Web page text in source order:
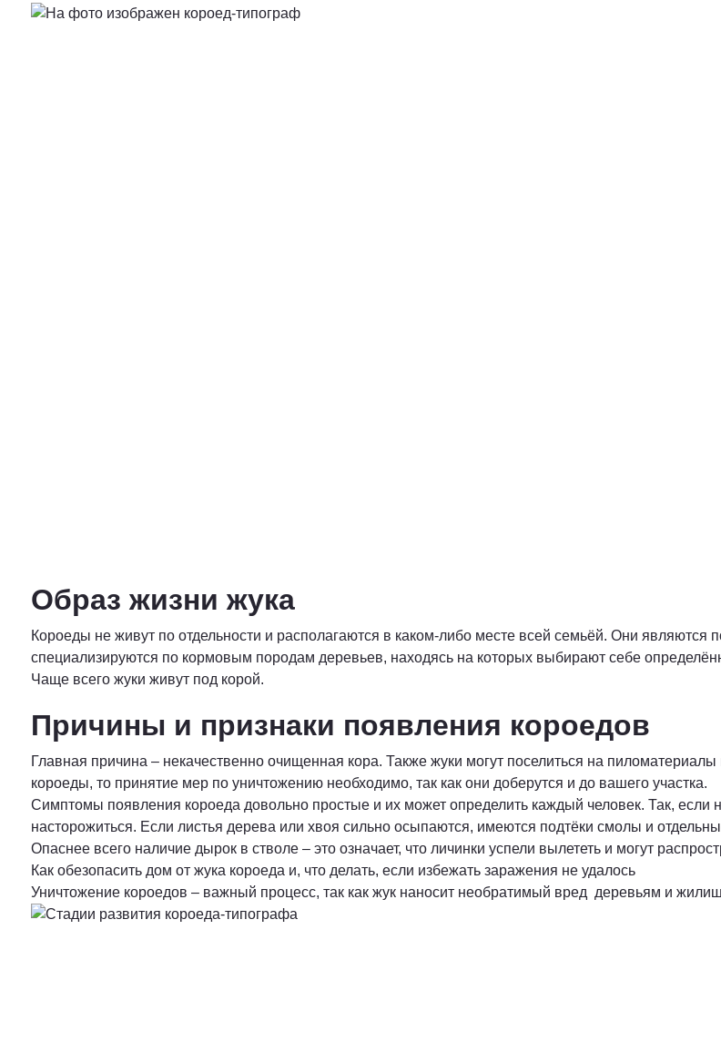
Образ жизни жука
Короеды не живут по отдельности и располагаются в каком-либо месте всей семьёй. Они являются
специализируются по кормовым породам деревьев, находясь на которых выбирают себе
Чаще всего жуки живут под корой.
Причины и признаки появления короедов
Главная причина – некачественно очищенная кора. Также жуки могут поселиться на
короеды, то принятие мер по уничтожению необходимо, так как они доберутся и до вашего участка.
Симптомы появления короеда довольно простые и их может определить каждый человек. Так, если
насторожиться. Если листья дерева или хвоя сильно осыпаются, имеются подтёки смолы и
Опаснее всего наличие дырок в стволе – это означает, что личинки успели вылететь и могут
Как обезопасить дом от жука короеда и, что делать, если избежать заражения не удалось
Уничтожение короедов – важный процесс, так как жук наносит необратимый вред деревьям и